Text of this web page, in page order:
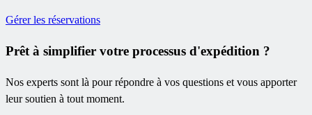
Gérer les réservations
Prêt à simplifier votre processus d'expédition ?
Nos experts sont là pour répondre à vos questions et vous apporter
leur soutien à tout moment.